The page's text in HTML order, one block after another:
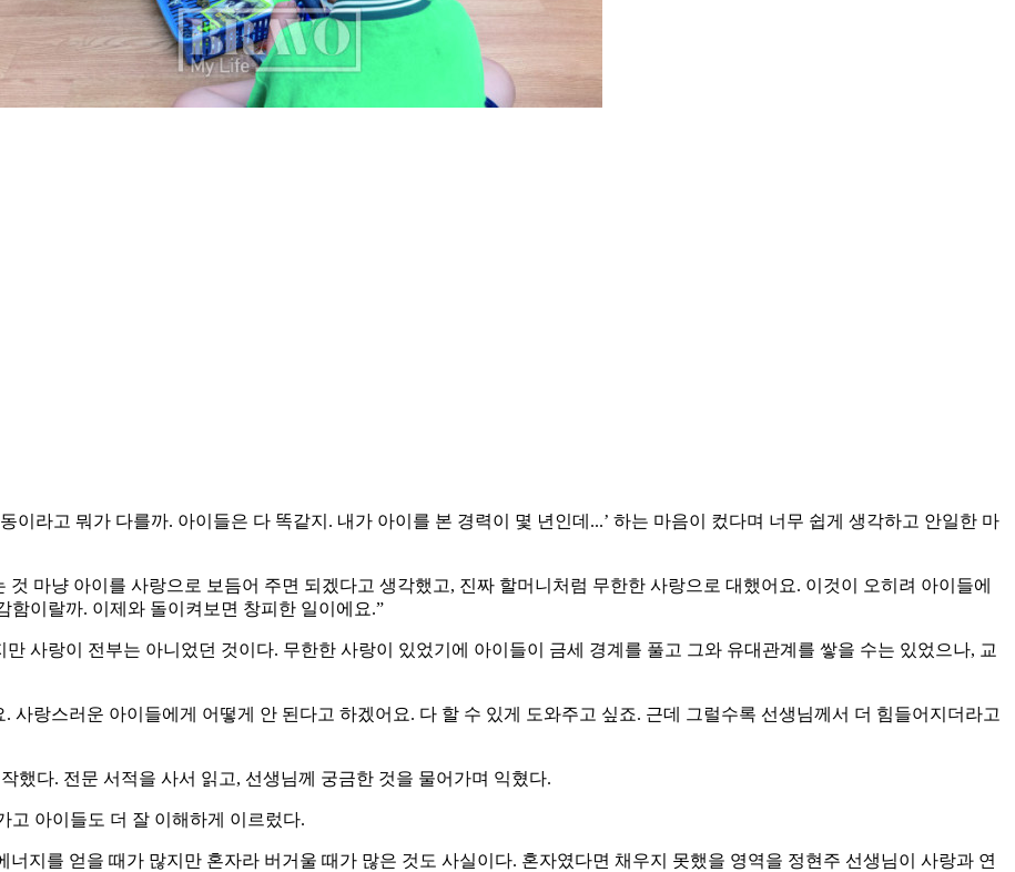
이라고 뭐가 다를까. 아이들은 다 똑같지. 내가 아이를 본 경력이 몇 년인데...’ 하는 마음이 컸다며 너무 쉽게 생각하고 안일한 마
마냥 아이를 사랑으로 보듬어 주면 되겠다고 생각했고, 진짜 할머니처럼 무한한 사랑으로 대했어요. 이것이 오히려 아이들에
이랄까. 이제와 돌이켜보면 창피한 일이에요.”
사랑이 전부는 아니었던 것이다. 무한한 사랑이 있었기에 아이들이 금세 경계를 풀고 그와 유대관계를 쌓을 수는 있었으나, 교
사랑스러운 아이들에게 어떻게 안 된다고 하겠어요. 다 할 수 있게 도와주고 싶죠. 근데 그럴수록 선생님께서 더 힘들어지더라고
했다. 전문 서적을 사서 읽고, 선생님께 궁금한 것을 물어가며 익혔다.
고 아이들도 더 잘 이해하게 이르렀다.
지를 얻을 때가 많지만 혼자라 버거울 때가 많은 것도 사실이다. 혼자였다면 채우지 못했을 영역을 정현주 선생님이 사랑과 연